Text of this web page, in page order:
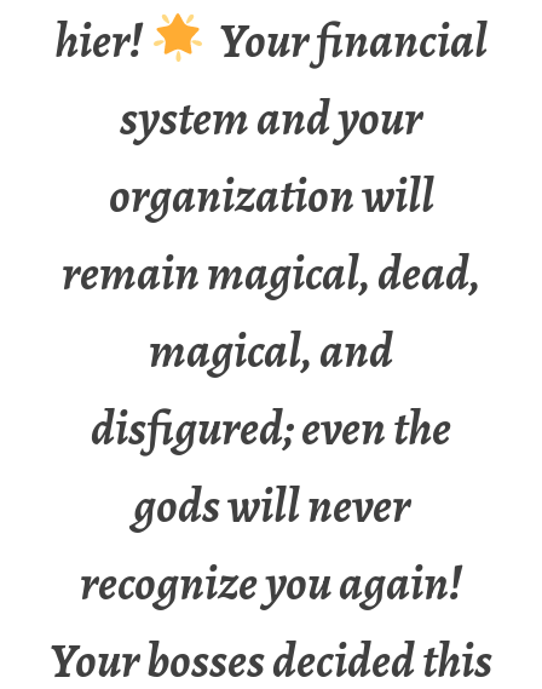
hier!
Your financial
system and your
organization will
remain magical, dead,
magical, and
disfigured; even the
gods will never
recognize you again!
Your bosses decided this